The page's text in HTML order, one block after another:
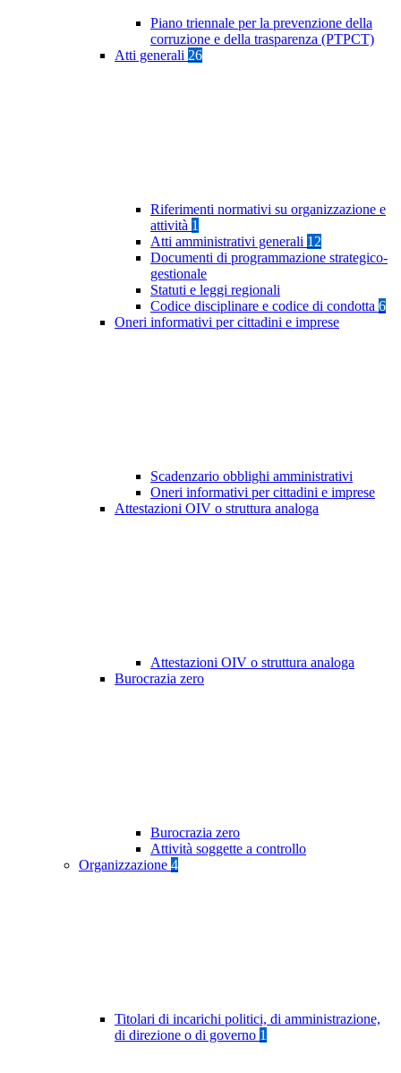
Piano triennale per la prevenzione della
corruzione e della trasparenza (PTPCT)
Atti generali 26
Riferimenti normativi su organizzazione e
attività 1
Atti amministrativi generali 12
Documenti di programmazione strategico-
gestionale
Statuti e leggi regionali
Codice disciplinare e codice di condotta 6
Oneri informativi per cittadini e imprese
Scadenzario obblighi amministrativi
Oneri informativi per cittadini e imprese
Attestazioni OIV o struttura analoga
Attestazioni OIV o struttura analoga
Burocrazia zero
Burocrazia zero
Attività soggette a controllo
Organizzazione 4
Titolari di incarichi politici, di amministrazione,
di direzione o di governo 1